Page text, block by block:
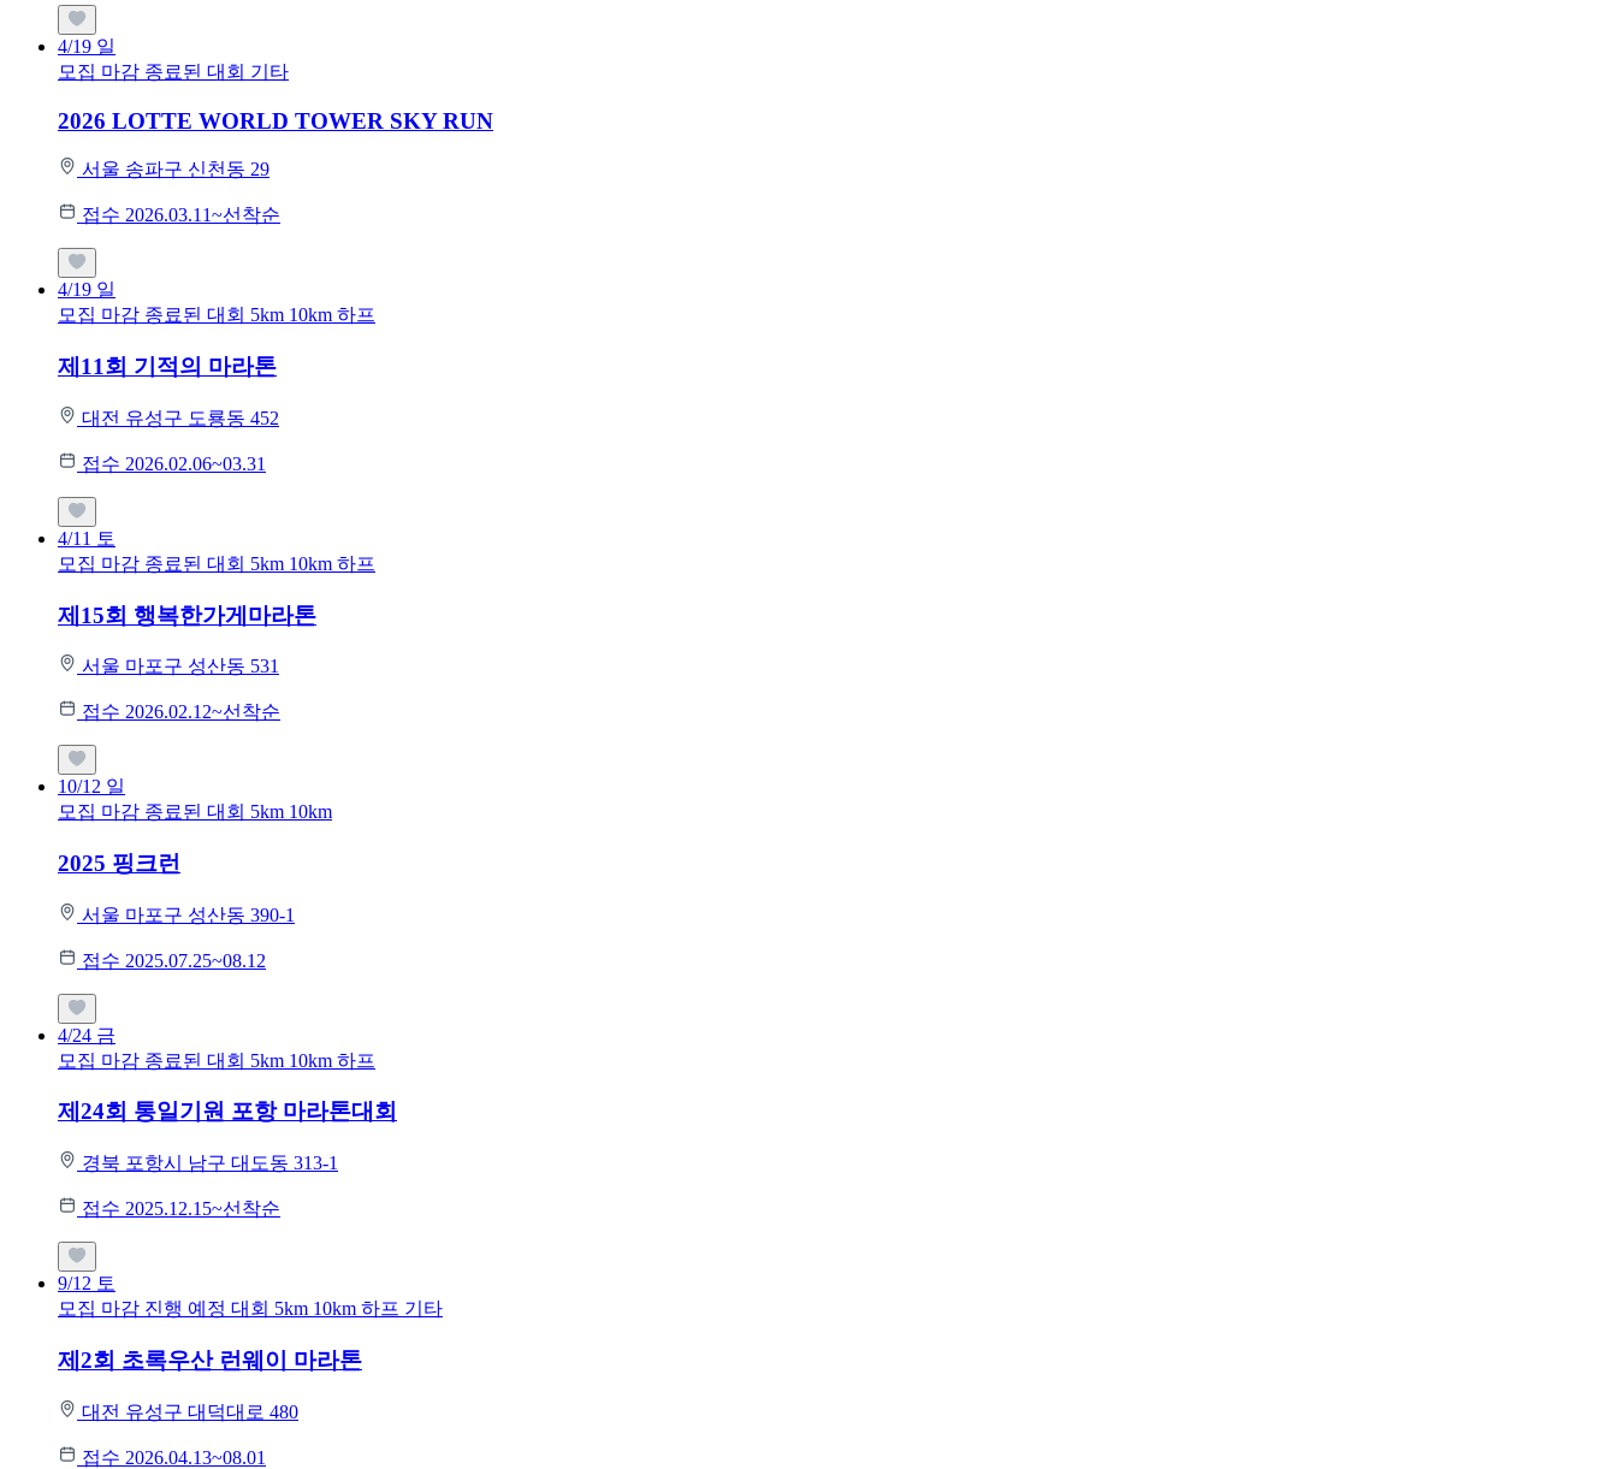
4/19 일
모집 마감 종료된 대회 기타
2026 LOTTE WORLD TOWER SKY RUN
서울 송파구 신천동 29
접수 2026.03.11~선착순
4/19 일
모집 마감 종료된 대회 5km 10km 하프
제11회 기적의 마라톤
대전 유성구 도룡동 452
접수 2026.02.06~03.31
4/11 토
모집 마감 종료된 대회 5km 10km 하프
제15회 행복한가게마라톤
서울 마포구 성산동 531
접수 2026.02.12~선착순
10/12 일
모집 마감 종료된 대회 5km 10km
2025 핑크런
서울 마포구 성산동 390-1
접수 2025.07.25~08.12
4/24 금
모집 마감 종료된 대회 5km 10km 하프
제24회 통일기원 포항 마라톤대회
경북 포항시 남구 대도동 313-1
접수 2025.12.15~선착순
9/12 토
모집 마감 진행 예정 대회 5km 10km 하프 기타
제2회 초록우산 런웨이 마라톤
대전 유성구 대덕대로 480
접수 2026.04.13~08.01